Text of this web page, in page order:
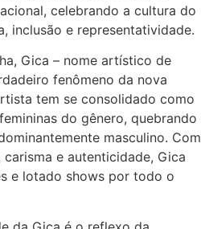
celebrando a cultura do
inclusão e representatividade.
Gica – nome artístico de
fenômeno da nova
tem se consolidado como
do gênero, quebrando
masculino. Com
e autenticidade, Gica
e lotado shows por todo o